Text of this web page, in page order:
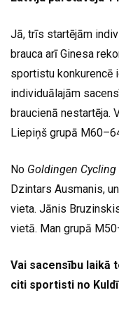
Jā, trīs startējām
brauca arī Ginesa
sportistu konkurencē
individuālajām
braucienā nestartēja.
Liepiņš grupā
No Goldingen Cycling
Dzintars Ausmanis,
vieta. Jānis
vietā. Man grupā
Vai sacensību laikā
citi sportisti no